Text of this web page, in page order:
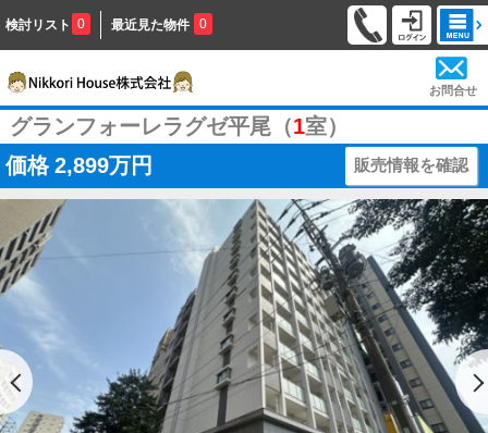
検討リスト 0 最近見た物件 0
お問合せ
グランフォーレラグゼ平尾（1室）
価格 2,899万円 販売情報を確認